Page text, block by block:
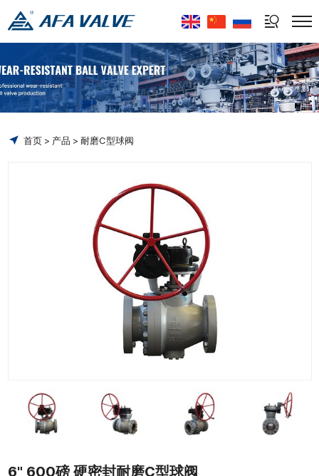
Select Language
首页 产品 耐磨C型球阀
6" 600磅 硬密封耐磨C型球阀